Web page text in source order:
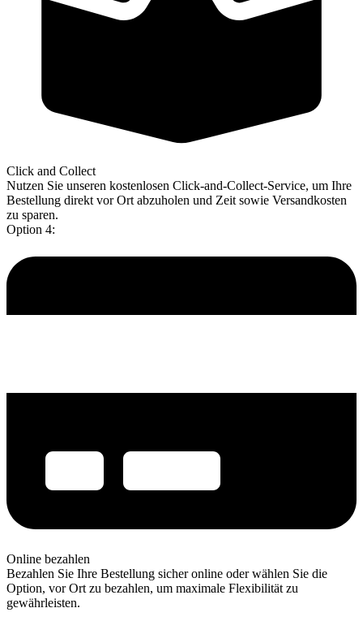
Click and Collect
Nutzen Sie unseren kostenlosen Click-and-Collect-Service, um Ihre
Bestellung direkt vor Ort abzuholen und Zeit sowie Versandkosten
zu sparen.
Option 4:
Online bezahlen
Bezahlen Sie Ihre Bestellung sicher online oder wählen Sie die
Option, vor Ort zu bezahlen, um maximale Flexibilität zu
gewährleisten.